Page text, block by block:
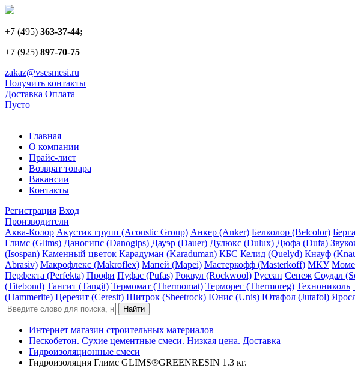
+7 (495) 363-37-44;
+7 (925) 897-70-75
zakaz@vsesmesi.ru
Получить контакты
Доставка Оплата
Пусто
Главная
О компании
Прайс-лист
Возврат товара
Вакансии
Контакты
Регистрация Вход
Производители
Аква-Колор Акустик групп (Acoustic Group) Анкер (Anker) Белколор (Belcolor)
Глимс (Glims) Даногипс (Danogips) Дауэр (Dauer) Дулюкс (Dulux) Дюфа (Dufa)
(Isospan) Каменный цветок Карадуман (Karaduman) КБС Келид (Quelyd) Кнауф
Abrasiv) Макрофлекс (Makroflex) Мапей (Mapei) Мастеркофф (Masterkoff) МКУ
Перфекта (Perfekta) Профи Пуфас (Pufas) Роквул (Rockwool) Русеан Сенеж Соудал
(Titebond) Тангит (Tangit) Термомат (Thermomat) Терморег (Thermoreg) Технониколь
(Hammerite) Церезит (Ceresit) Шитрок (Sheetrock) Юнис (Unis) Ютафол (Jutafol)
Интернет магазин строительных материалов
Пескобетон. Сухие цементные смеси. Низкая цена. Доставка
Гидроизоляционные смеси
Гидроизоляция Глимс GLIMS®GREENRESIN 1.3 кг.